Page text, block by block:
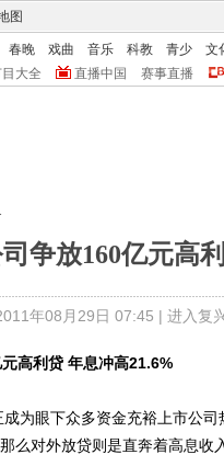
图
春晚 戏曲 音乐 科教 青少 文
大全 直播中国 赛事直播
争放160亿元高
年08月29日 07:45 | 进入复
高利贷 年息冲高21.6%
眼下众多资金充裕上市公司
么对外放贷则是直奔着高息收